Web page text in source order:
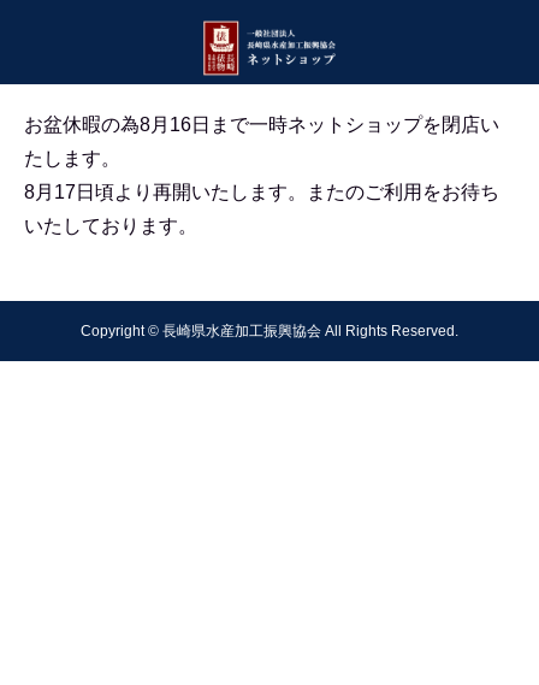
お盆休暇の為8月16日まで一時ネットショップを閉店い
たします。
8月17日頃より再開いたします。
またのご利用をお待ち
いたしております。
Copyright © 長崎県水産加工振興協会 All Rights Reserved.